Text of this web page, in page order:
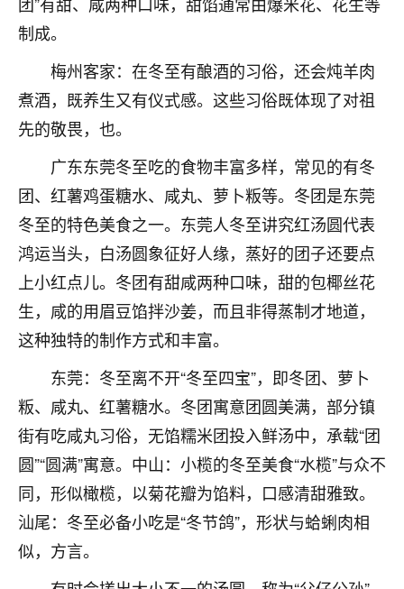
制成。
梅州客家：在冬至有酿酒的习俗，还会炖羊肉
煮酒，既养生又有仪式感。这些习俗既体现了对祖
先的敬畏，也。
广东东莞冬至吃的食物丰富多样，常见的有冬
团、红薯鸡蛋糖水、咸丸、萝卜粄等。冬团是东莞
冬至的特色美食之一。东莞人冬至讲究红汤圆代表
鸿运当头，白汤圆象征好人缘，蒸好的团子还要点
上小红点儿。冬团有甜咸两种口味，甜的包椰丝花
生，咸的用眉豆馅拌沙姜，而且非得蒸制才地道，
这种独特的制作方式和丰富。
东莞：冬至离不开“冬至四宝”，即冬团、萝卜
粄、咸丸、红薯糖水。冬团寓意团圆美满，部分镇
街有吃咸丸习俗，无馅糯米团投入鲜汤中，承载“团
圆”“圆满”寓意。中山：小榄的冬至美食“水榄”与众不
同，形似橄榄，以菊花瓣为馅料，口感清甜雅致。
汕尾：冬至必备小吃是“冬节鸽”，形状与蛤蜊肉相
似，方言。
梦醒时分
我女儿高二叛逆，大半年不上学，一说她就要死要活
的，把我们两口子愁的不行，朋友给我推荐的慧来老
师，一开始我是病急乱投医，这半年来，法事一个个
做完，我女儿跟变了个人一样，不期望她能考多好的
康康的我就很知足了！
鹿森：可怜天下父母心啊！
3小时前 来自河北 16
付深
我是公司人事调整，有升迁机会，但同时竞争的我们
三个，找老师的时候是抱着侥幸心理，没想到老师看
太岁还有一个发钱粮，本来年前的人事调整，拖到年
后，我以为都没戏了，结果开年一上班，开会提拔升
职第一个就是我，职务无所谓，主要是底薪加了
3000，非常开心，无论如何，感恩感谢！🙏🏻
鹿森 ：恭喜升职加薪！！，请客吗？�
12小时前 来自北京 32
心心相印